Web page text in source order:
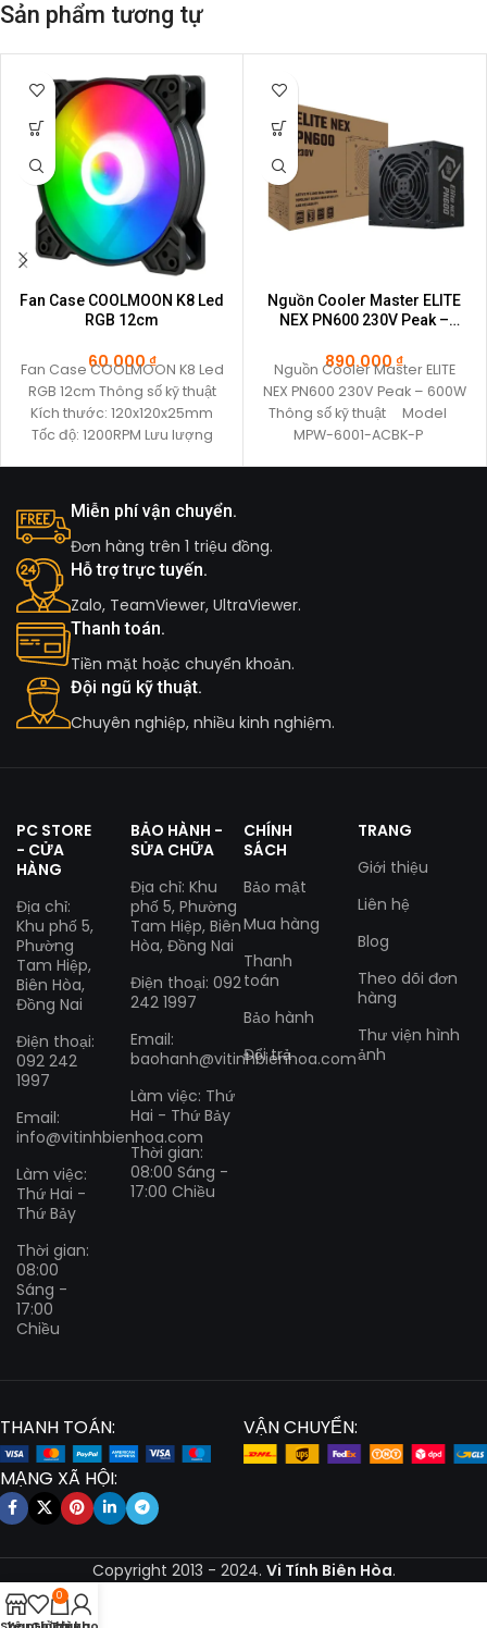
Sản phẩm tương tự
Fan Case COOLMOON K8 Led
RGB 12cm
60.000₫
Fan Case COOLMOON K8 Led
RGB 12cm Thông số kỹ thuật
Kích thước: 120x120x25mm
Tốc độ: 1200RPM Lưu lượng
Nguồn Cooler Master ELITE
NEX PN600 230V Peak –
890.000₫
Nguồn Cooler Master ELITE
NEX PN600 230V Peak – 600W
Thông số kỹ thuật Model
MPW-6001-ACBK-P
Miễn phí vận chuyển.
Đơn hàng trên 1 triệu đồng.
Hỗ trợ trực tuyến.
Zalo, TeamViewer, UltraViewer.
Thanh toán.
Tiền mặt hoặc chuyển khoản.
Đội ngũ kỹ thuật.
Chuyên nghiệp, nhiều kinh nghiệm.
PC STORE
- CỬA
HÀNG
Địa chỉ:
Khu phố 5,
Phường
Tam Hiệp,
Biên Hòa,
Đồng Nai
Điện thoại:
092 242
1997
Email:
info@vitinhbienhoa.com
Làm việc:
Thứ Hai -
Thứ Bảy
Thời gian:
08:00
Sáng -
17:00
Chiều
BẢO HÀNH -
SỬA CHỮA
Địa chỉ: Khu
phố 5, Phường
Tam Hiệp, Biên
Hòa, Đồng Nai
Điện thoại: 092
242 1997
Email:
baohanh@vitinhbienhoa.com
Làm việc: Thứ
Hai - Thứ Bảy
Thời gian:
08:00 Sáng -
17:00 Chiều
CHÍNH
SÁCH
Bảo mật
Mua hàng
Thanh
toán
Bảo hành
Đổi trả
TRANG
Giới thiệu
Liên hệ
Blog
Theo dõi đơn
hàng
Thư viện hình
ảnh
THANH TOÁN: VẬN CHUYỂN:
MẠNG XÃ HỘI:
Copyright 2013 - 2024. Vi Tính Biên Hòa.
0